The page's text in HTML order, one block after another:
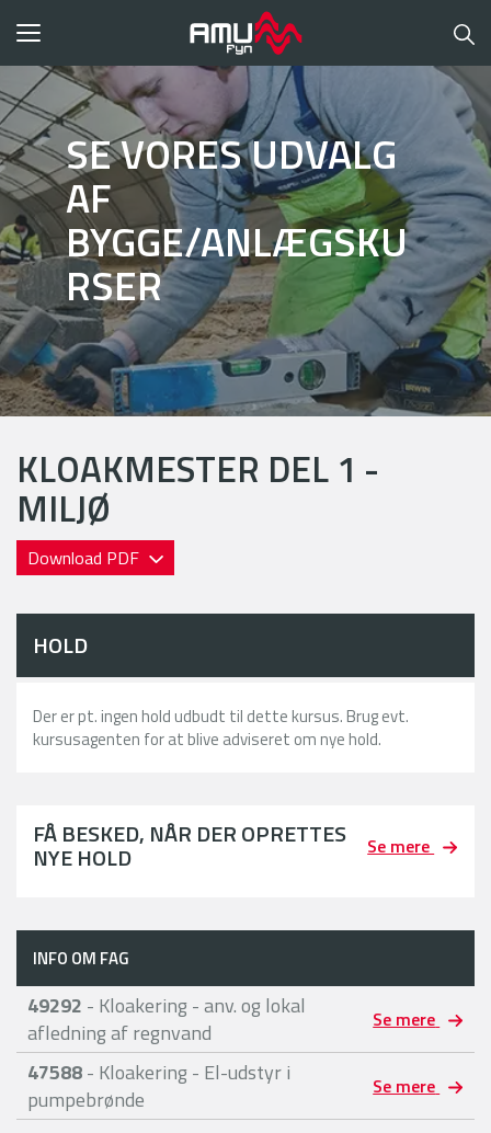
Toggle
SE VORES UDVALG
AF
BYGGE/ANLÆGSKU
RSER
KLOAKMESTER DEL 1 -
MILJØ
Download PDF
HOLD
Der er pt. ingen hold udbudt til dette kursus. Brug evt.
kursusagenten for at blive adviseret om nye hold.
FÅ BESKED, NÅR DER OPRETTES
NYE HOLD Se mere
INFO OM FAG
49292 - Kloakering - anv. og lokal
afledning af regnvand
Se mere
47588- Kloakering - El-udstyr i
pumpebrønde
Se mere